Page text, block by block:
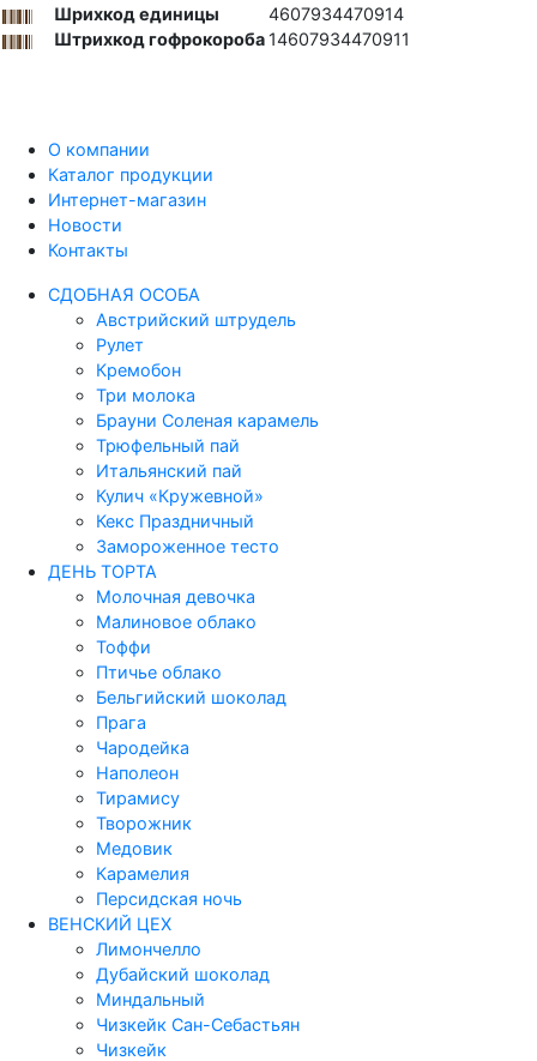
Шрихкод единицы
4607934470914
Штрихкод гофрокороба 14607934470911
О компании
Каталог продукции
Интернет-магазин
Новости
Контакты
СДОБНАЯ ОСОБА
Австрийский штрудель
Рулет
Кремобон
Три молока
Брауни Соленая карамель
Трюфельный пай
Итальянский пай
Кулич «Кружевной»
Кекс Праздничный
Замороженное тесто
ДЕНЬ ТОРТА
Молочная девочка
Малиновое облако
Тоффи
Птичье облако
Бельгийский шоколад
Прага
Чародейка
Наполеон
Тирамису
Творожник
Медовик
Карамелия
Персидская ночь
ВЕНСКИЙ ЦЕХ
Лимончелло
Дубайский шоколад
Миндальный
Чизкейк Сан-Себастьян
Чизкейк